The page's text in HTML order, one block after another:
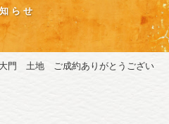
らせ
門 土地 ご成約ありがとうござい